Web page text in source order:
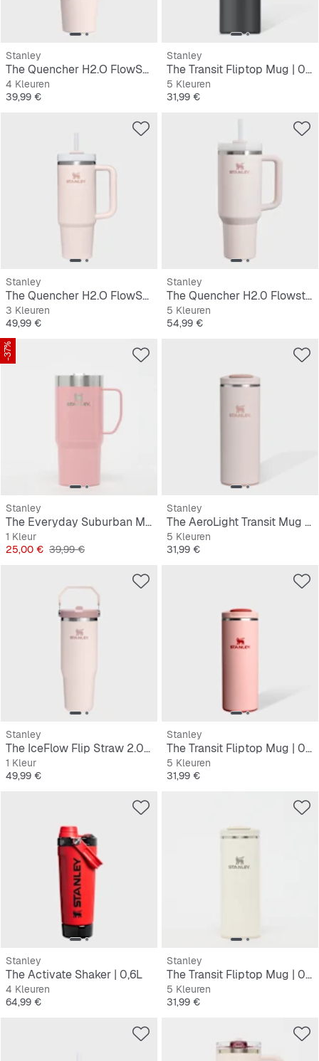
Stanley
The Quencher H2.O FlowState Tumbler | 0,6L
4 Kleuren
Prijs
39,99 €
Stanley
The Transit Fliptop Mug | 0,35L
5 Kleuren
Prijs
31,99 €
Stanley
The Quencher H2.O FlowState Tumbler | 0,9L
3 Kleuren
Prijs
49,99 €
Stanley
The Quencher H2.0 Flowstate Tumbler | 1,2L
5 Kleuren
Prijs
54,99 €
-37%
Stanley
The Everyday Suburban Mug | 0.47L
1 Kleur
Prijs
25,00 € Originele Prijs
39,99 €
Stanley
The AeroLight Transit Mug | 0,35L
5 Kleuren
Prijs
31,99 €
Stanley
The IceFlow Flip Straw 2.0 Tumbler | 0,9L
1 Kleur
Prijs
49,99 €
Stanley
The Transit Fliptop Mug | 0.35L
5 Kleuren
Prijs
31,99 €
Stanley
The Activate Shaker | 0,6L
4 Kleuren
Prijs
64,99 €
Stanley
The Transit Fliptop Mug | 0,35L
5 Kleuren
Prijs
31,99 €